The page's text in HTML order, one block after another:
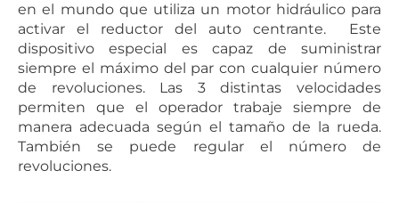
en el mundo que utiliza un motor hidráulico para
activar el reductor del auto centrante. Este
dispositivo especial es capaz de suministrar
siempre el máximo del par con cualquier número
de revoluciones. Las 3 distintas velocidades
permiten que el operador trabaje siempre de
manera adecuada según el tamaño de la rueda.
También se puede regular el número de
revoluciones.